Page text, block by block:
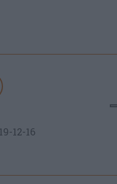
12-16